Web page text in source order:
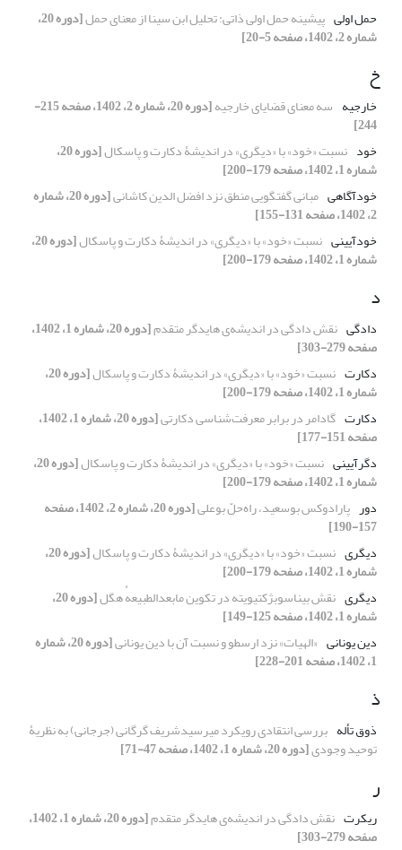
حمل اولی پیشینه حمل اولی ذاتی: تحلیل ابن سینا از معنای حمل [دوره 20،
شماره 2، 1402، صفحه 5-20]
خ
خارجیه سه معنای قضایای خارجیه [دوره 20، شماره 2، 1402، صفحه 215-
244]
خود نسبت «خود» با «دیگری» در اندیشۀ دکارت و پاسکال [دوره 20،
شماره 1، 1402، صفحه 179-200]
خودآگاهی مبانی گفتگویی منطق نزد افضل الدین کاشانی [دوره 20، شماره
2، 1402، صفحه 131-155]
خودآیینی نسبت «خود» با «دیگری» در اندیشۀ دکارت و پاسکال [دوره 20،
شماره 1، 1402، صفحه 179-200]
د
دادگی نقش دادگی در اندیشه‌ی هایدگر متقدم [دوره 20، شماره 1، 1402،
صفحه 279-303]
دکارت نسبت «خود» با «دیگری» در اندیشۀ دکارت و پاسکال [دوره 20،
شماره 1، 1402، صفحه 179-200]
دکارت گادامر در برابر معرفت‌شناسی دکارتی [دوره 20، شماره 1، 1402،
صفحه 151-177]
دگرآیینی نسبت «خود» با «دیگری» در اندیشۀ دکارت و پاسکال [دوره 20،
شماره 1، 1402، صفحه 179-200]
دور پارادوکس بوسعید، راه‌حلّ بوعلی [دوره 20، شماره 2، 1402، صفحه
157-190]
دیگری نسبت «خود» با «دیگری» در اندیشۀ دکارت و پاسکال [دوره 20،
شماره 1، 1402، صفحه 179-200]
دیگری نقش بیناسوبژکتیویته در تکوین مابعدالطبیعهٔ هگل [دوره 20،
شماره 1، 1402، صفحه 125-149]
دین یونانی «الهیات» نزد ارسطو و نسبت آن با دین یونانی [دوره 20، شماره
1، 1402، صفحه 201-228]
ذ
ذوق تأله بررسی انتقادی رویکرد میرسیدشریف گرگانی (جرجانی) به نظریۀ
توحید وجودی[دوره 20، شماره 1، 1402، صفحه 47-71]
ر
ریکرت نقش دادگی در اندیشه‌ی هایدگر متقدم [دوره 20، شماره 1، 1402،
صفحه 279-303]